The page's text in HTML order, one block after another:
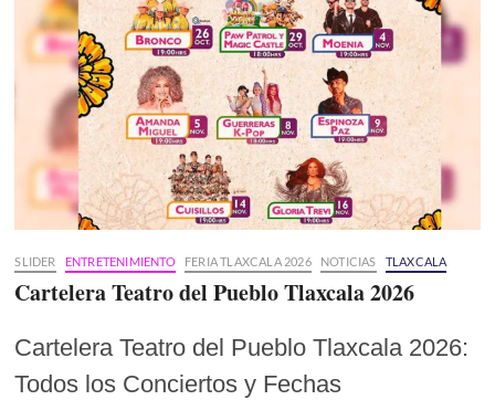
SLIDER ENTRETENIMIENTO FERIA TLAXCALA 2026 NOTICIAS TLAXCALA
Cartelera Teatro del Pueblo Tlaxcala 2026
Cartelera Teatro del Pueblo Tlaxcala 2026:
Todos los Conciertos y Fechas